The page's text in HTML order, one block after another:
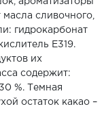
сливочного,
гидрокарбонат
Е319.
их
содержит:
%. Темная
остаток какао –